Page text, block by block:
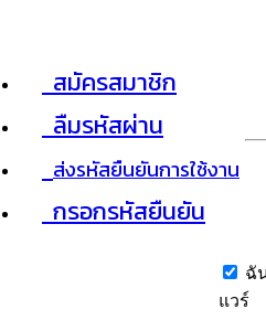
สมัครสมาชิก
ลืมรหัสผ่าน
ส่งรหัสยืนยันการใช้งาน
กรอกรหัสยืนยัน
ฉั
แวร์